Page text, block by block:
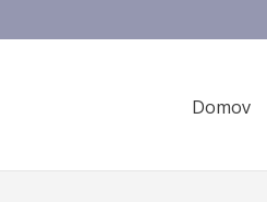
Domov